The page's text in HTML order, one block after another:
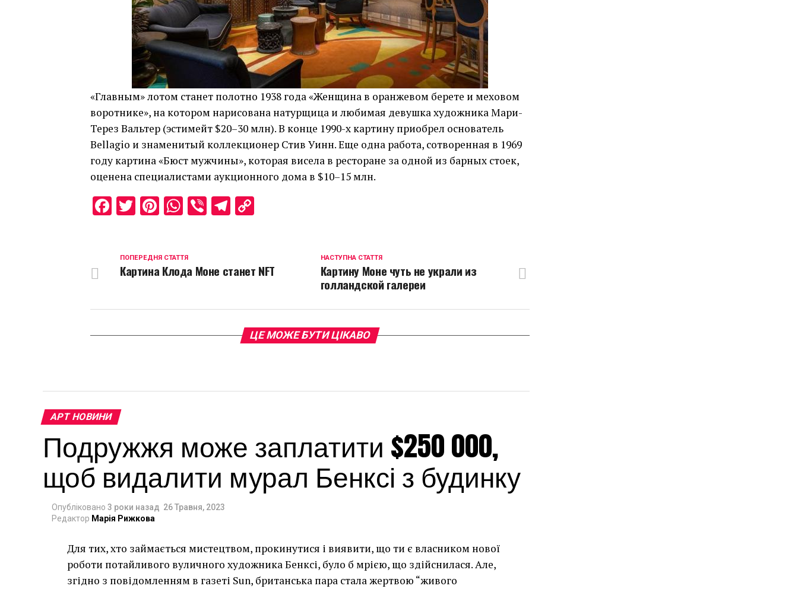
«Главным» лотом станет полотно 1938 года «Женщина в оранжевом берете и меховом
воротнике», на котором нарисована натурщица и любимая девушка художника Мари-
Терез Вальтер (эстимейт $20–30 млн). В конце 1990-х картину приобрел основатель
Bellagio и знаменитый коллекционер Стив Уинн. Еще одна работа, сотворенная в 1969
году картина «Бюст мужчины», которая висела в ресторане за одной из барных стоек,
оценена специалистами аукционного дома в $10–15 млн.
Facebook
Twitter
Pinterest
WhatsApp
ViberTelegram
НАСТУПНА СТАТТЯ
Картину Моне чуть не украли из
голландской галереи
ПОПЕРЕДНЯ СТАТТЯ
Картина Клода Моне станет NFT
ЦЕ МОЖЕ БУТИ ЦІКАВО
АРТ НОВИНИ
Подружжя може заплатити $250 000,
щоб видалити мурал Бенксі з будинку
Опубліковано 3 роки назад 26 Травня, 2023
Редактор Марія Рижкова
Для тих, хто займається мистецтвом, прокинутися і виявити, що ти є власником нової
роботи потайливого вуличного художника Бенксі, було б мрією, що здійснилася. Але,
згідно з повідомленням в газеті Sun, британська пара стала жертвою “живого